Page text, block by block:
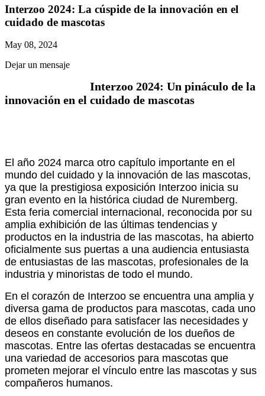
Interzoo 2024: La cúspide de la innovación en el
cuidado de mascotas
May 08, 2024
Dejar un mensaje
Interzoo 2024: Un pináculo de la
innovación en el cuidado de mascotas
El año 2024 marca otro capítulo importante en el
mundo del cuidado y la innovación de las mascotas,
ya que la prestigiosa exposición Interzoo inicia su
gran evento en la histórica ciudad de Nuremberg.
Esta feria comercial internacional, reconocida por su
amplia exhibición de las últimas tendencias y
productos en la industria de las mascotas, ha abierto
oficialmente sus puertas a una audiencia entusiasta
de entusiastas de las mascotas, profesionales de la
industria y minoristas de todo el mundo.
En el corazón de Interzoo se encuentra una amplia y
diversa gama de productos para mascotas, cada uno
de ellos diseñado para satisfacer las necesidades y
deseos en constante evolución de los dueños de
mascotas. Entre las ofertas destacadas se encuentra
una variedad de accesorios para mascotas que
prometen mejorar el vínculo entre las mascotas y sus
compañeros humanos.